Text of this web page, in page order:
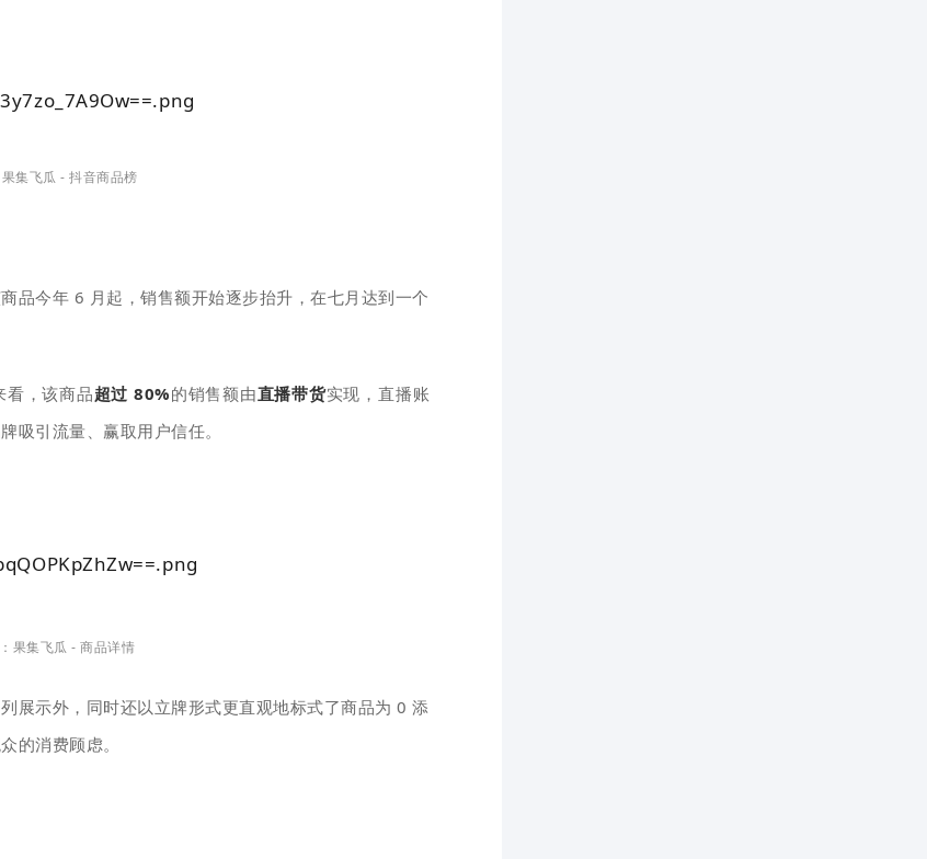
集飞瓜 - 抖音商品榜
品今年 6 月起，销售额开始逐步抬升，在七月达到一个
看，该商品超过 80%的销售额由直播带货实现，直播账
吸引流量、赢取用户信任。
果集飞瓜 - 商品详情
展示外，同时还以立牌形式更直观地标式了商品为 0 添
的消费顾虑。